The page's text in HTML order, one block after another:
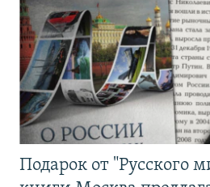
Подарок от "Русского